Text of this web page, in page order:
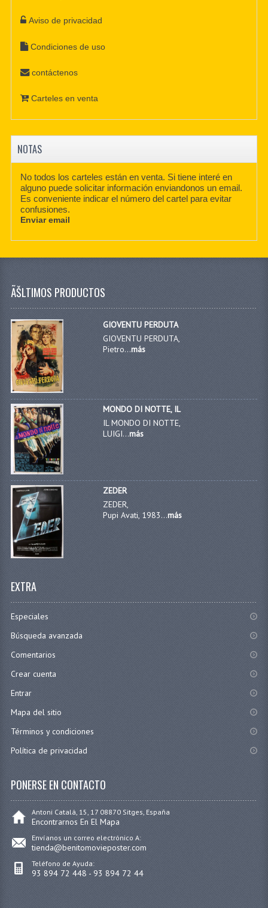
Aviso de privacidad
Condiciones de uso
contáctenos
Carteles en venta
NOTAS
No todos los carteles están en venta. Si tiene interé en
alguno puede solicitar información enviandonos un email.
Es conveniente indicar el número del cartel para evitar
confusiones.
Enviar email
ÃŠLTIMOS PRODUCTOS
GIOVENTU PERDUTA
GIOVENTU PERDUTA,
Pietro...más
MONDO DI NOTTE, IL
IL MONDO DI NOTTE,
LUIGI...más
ZEDER
ZEDER,
Pupi Avati, 1983...más
EXTRA
Especiales
Búsqueda avanzada
Comentarios
Crear cuenta
Entrar
Mapa del sitio
Términos y condiciones
Política de privacidad
PONERSE EN CONTACTO
Antoni Catalá, 15, 17 08870 Sitges, España
Encontrarnos En El Mapa
Envíanos un correo electrónico A:
tienda@benitomovieposter.com
Teléfono de Ayuda:
93 894 72 448 - 93 894 72 44